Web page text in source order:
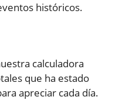
históricos.
calculadora
que ha estado
apreciar cada día.